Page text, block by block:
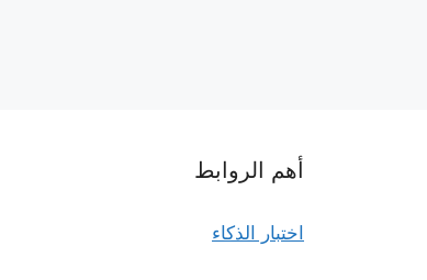
أهم الروابط
اختبار الذكاء